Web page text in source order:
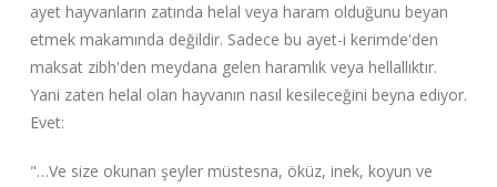
ayet hayvanların zatında helal veya haram olduğunu beyan
etmek makamında değildir. Sadece bu ayet-i kerimde'den
maksat zibh'den meydana gelen haramlık veya hellallıktır.
Yani zaten helal olan hayvanın nasıl kesileceğini beyna ediyor.
Evet:
"…Ve size okunan şeyler müstesna, öküz, inek, koyun ve